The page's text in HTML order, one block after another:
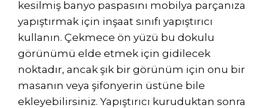
kesilmiş banyo paspasını mobilya parçanıza
yapıştırmak için inşaat sınıfı yapıştırıcı
kullanın. Çekmece ön yüzü bu dokulu
görünümü elde etmek için gidilecek
noktadır, ancak şık bir görünüm için onu bir
masanın veya şifonyerin üstüne bile
ekleyebilirsiniz. Yapıştırıcı kuruduktan sonra